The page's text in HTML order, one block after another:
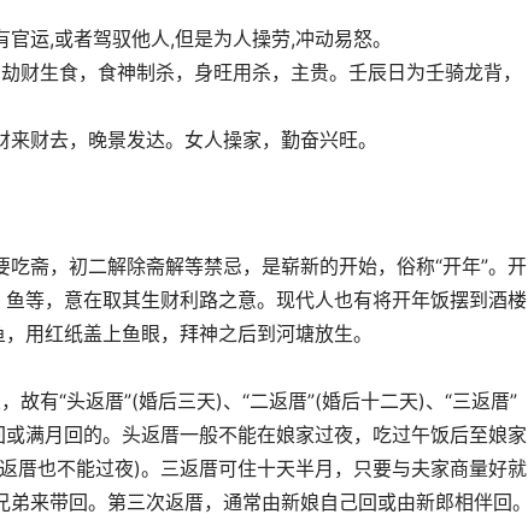
运,或者驾驭他人,但是为人操劳,冲动易怒。
财生食，食神制杀，身旺用杀，主贵。壬辰日为壬骑龙背，
财去，晚景发达。女人操家，勤奋兴旺。
斋，初二解除斋解等禁忌，是崭新的开始，俗称“开年”。开
等，意在取其生财利路之意。现代人也有将开年饭摆到酒楼
用红纸盖上鱼眼，拜神之后到河塘放生。
故有“头返厝”(婚后三天)、“二返厝”(婚后十二天)、“三返厝”
满月回的。头返厝一般不能在娘家过夜，吃过午饭后至娘家
厝也不能过夜)。三返厝可住十天半月，只要与夫家商量好就
来带回。第三次返厝，通常由新娘自己回或由新郎相伴回。